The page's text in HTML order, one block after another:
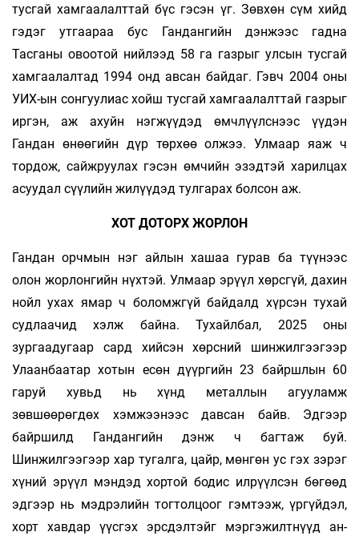
тусгай хамгаалалттай бүс гэсэн үг. Зөвхөн сүм хийд
гэдэг утгаараа бус Гандангийн дэнжээс гадна
Тасганы овоотой нийлээд 58 га газрыг улсын тусгай
хамгаалалтад 1994 онд авсан байдаг. Гэвч 2004 оны
УИХ-ын сонгуулиас хойш тусгай хамгаалалттай газрыг
иргэн, аж ахуйн нэгжүүдэд өмчлүүлснээс үүдэн
Гандан өнөөгийн дүр төрхөө олжээ. Улмаар яаж ч
тордож, сайжруулах гэсэн өмчийн эзэдтэй харилцах
асуудал сүүлийн жилүүдэд тулгарах болсон аж.
ХОТ ДОТОРХ ЖОРЛОН
Гандан орчмын нэг айлын хашаа гурав ба түүнээс
олон жорлонгийн нүхтэй. Улмаар эрүүл хөрсгүй, дахин
нойл ухах ямар ч боломжгүй байдалд хүрсэн тухай
судлаачид хэлж байна. Тухайлбал, 2025 оны
зургаадугаар сард хийсэн хөрсний шинжилгээгээр
Улаанбаатар хотын есөн дүүргийн 23 байршлын 60
гаруй хувьд нь хүнд металлын агууламж
зөвшөөрөгдөх хэмжээнээс давсан байв. Эдгээр
байршилд Гандангийн дэнж ч багтаж буй.
Шинжилгээгээр хар тугалга, цайр, мөнгөн ус гэх зэрэг
хүний эрүүл мэндэд хортой бодис илрүүлсэн бөгөөд
эдгээр нь мэдрэлийн тогтолцоог гэмтээж, үргүйдэл,
хорт хавдар үүсгэх эрс­­­дэлтэйг мэргэжилт­­нүүд ан­­­